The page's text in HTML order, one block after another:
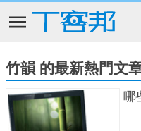
竹韻 的最新熱門文
哪